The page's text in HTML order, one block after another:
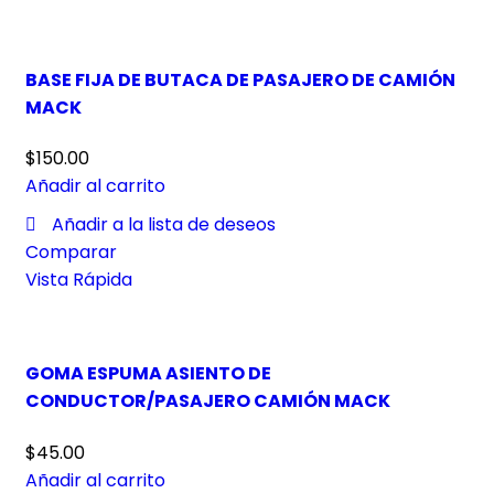
BASE FIJA DE BUTACA DE PASAJERO DE CAMIÓN
MACK
$150.00
Añadir al carrito
Añadir a la lista de deseos
Comparar
Vista Rápida
GOMA ESPUMA ASIENTO DE
CONDUCTOR/PASAJERO CAMIÓN MACK
$45.00
Añadir al carrito